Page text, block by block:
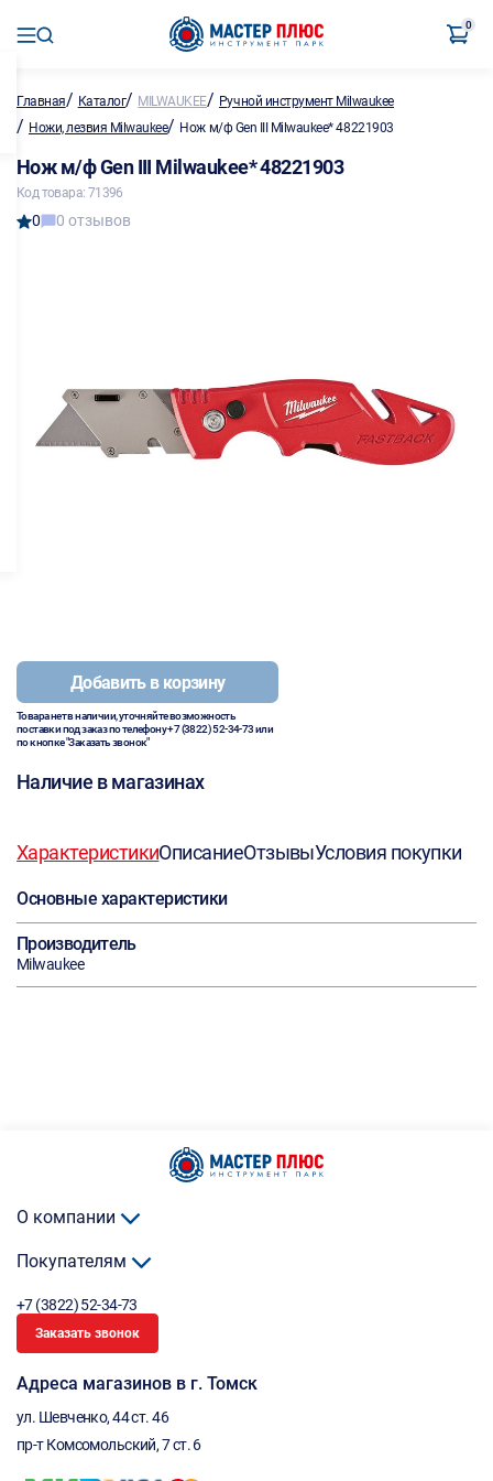
0
Главная/ Каталог/ MILWAUKEE/ Ручной инструмент Milwaukee
/ Ножи, лезвия Milwaukee/ Нож м/ф Gen III Milwaukee* 48221903
Нож м/ф Gen III Milwaukee* 48221903
Код товара: 71396
0 0 отзывов
Добавить в корзину
Товара нет в наличии, уточняйте возможность
поставки под заказ по телефону+7 (3822) 52-34-73или
по кнопке "Заказать звонок"
Наличие в магазинах
ХарактеристикиОписаниеОтзывыУсловия покупки
Основные характеристики
Производитель
Milwaukee
О компании
Покупателям
+7 (3822) 52-34-73
Заказать звонок
Адреса магазинов в г. Томск
ул. Шевченко, 44 ст. 46
пр-т Комсомольский, 7 ст. 6